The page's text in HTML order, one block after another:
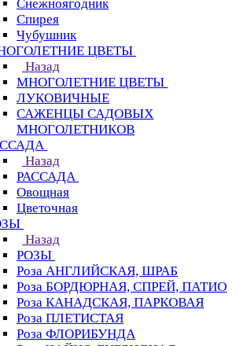
Снежноягодник
Спирея
Чубушник
ЦВЕТЫ
Назад
МНОГОЛЕТНИЕ ЦВЕТЫ
ЛУКОВИЧНЫЕ
САЖЕНЦЫ САДОВЫХ
МНОГОЛЕТНИКОВ
Назад
РАССАДА
Овощная
Цветочная
Назад
РОЗЫ
Роза АНГЛИЙСКАЯ, ШРАБ
Роза БОРДЮРНАЯ, СПРЕЙ, ПАТИО
Роза КАНАДСКАЯ, ПАРКОВАЯ
Роза ПЛЕТИСТАЯ
Роза ФЛОРИБУНДА